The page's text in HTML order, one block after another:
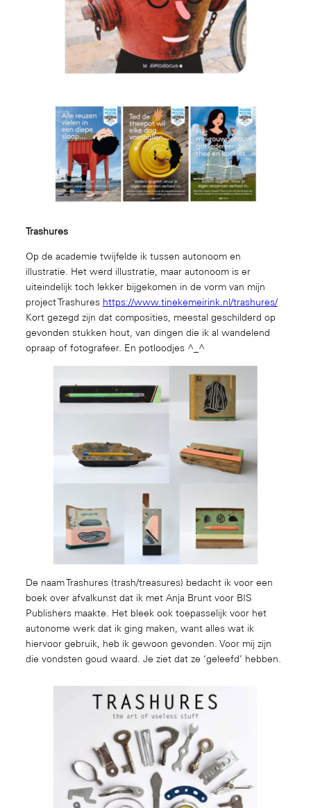
Trashures
Op de academie twijfelde ik tussen autonoom en
illustratie. Het werd illustratie, maar autonoom is er
uiteindelijk toch lekker bijgekomen in de vorm van mijn
project Trashures https://www.tinekemeirink.nl/trashures/
Kort gezegd zijn dat composities, meestal geschilderd op
gevonden stukken hout, van dingen die ik al wandelend
opraap of fotografeer. En potloodjes ^_^
De naam Trashures (trash/treasures) bedacht ik voor een
boek over afvalkunst dat ik met Anja Brunt voor BIS
Publishers maakte. Het bleek ook toepasselijk voor het
autonome werk dat ik ging maken, want alles wat ik
hiervoor gebruik, heb ik gewoon gevonden. Voor mij zijn
die vondsten goud waard. Je ziet dat ze ‘geleefd’ hebben.